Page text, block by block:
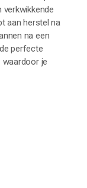
verkwikkende
aan herstel na
na een
perfecte
waardoor je